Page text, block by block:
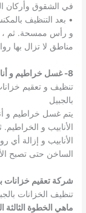
في الشقوق وأركان
• بعد التنظيف
و رأس ممسحة. ثم ،
مناطق لا تزال بها
8- غسل خراطيم و أنابيب الخزان
تنظيف و تعقيم
بالجبيل
يتم غسل خراطيم و
الأنابيب و
الأنابيب و إزالة أي
الساخن حتى تصبح
شركة تعقيم خزانات
تنظيف الخزانات
ماهي الخطوة